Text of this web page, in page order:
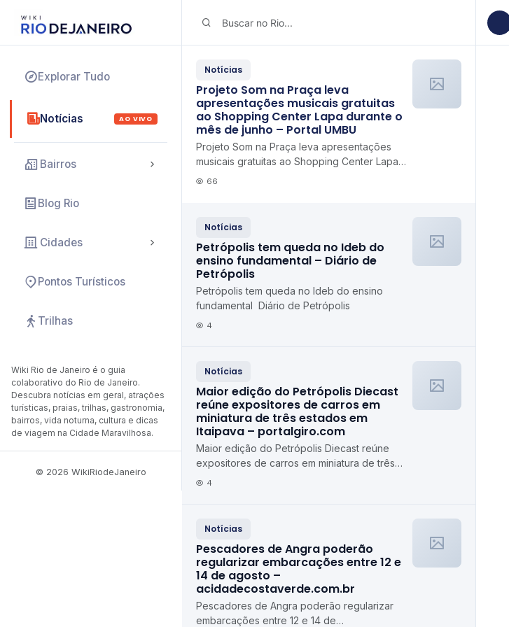
Explorar Tudo
Notícias AO VIVO
Bairros
Blog Rio
Cidades
Pontos Turísticos
Trilhas
Wiki Rio de Janeiro é o guia
colaborativo do Rio de Janeiro.
Descubra notícias em geral, atrações
turísticas, praias, trilhas, gastronomia,
bairros, vida noturna, cultura e dicas
de viagem na Cidade Maravilhosa.
© 2026 WikiRiodeJaneiro
Notícias
Projeto Som na Praça leva
apresentações musicais gratuitas
ao Shopping Center Lapa durante o
mês de junho – Portal UMBU
Projeto Som na Praça leva apresentações
musicais gratuitas ao Shopping Center Lapa
durante o mês de junho Portal UMBU
66
Notícias
Petrópolis tem queda no Ideb do
ensino fundamental – Diário de
Petrópolis
Petrópolis tem queda no Ideb do ensino
fundamental Diário de Petrópolis
4
Notícias
Maior edição do Petrópolis Diecast
reúne expositores de carros em
miniatura de três estados em
Itaipava – portalgiro.com
Maior edição do Petrópolis Diecast reúne
expositores de carros em miniatura de três
estados em Itaipava portalgiro.com
4
Notícias
Pescadores de Angra poderão
regularizar embarcações entre 12 e
14 de agosto –
acidadecostaverde.com.br
Pescadores de Angra poderão regularizar
embarcações entre 12 e 14 de